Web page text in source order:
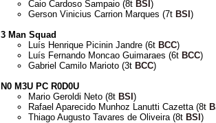
Caio Cardoso Sampaio (8t BSI )
Gerson Vinicius Carrion Marques (7t BSI )
3 Man Squad
Luís Henrique Picinin Jandre (6t BCC)
Luís Fernando Moncao Guimaraes (6t BCC)
Gabriel Camilo Marioto (3t BCC)
N0 M3U PC R0D0U
Mario Geroldi Neto (8t BSI )
Rafael Aparecido Munhoz Lanutti Cazetta (8t
Thiago Augusto Tavares de Oliveira (8t BSI )